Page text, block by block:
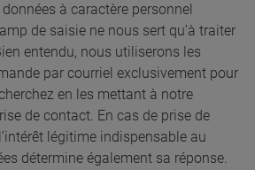
à caractère personnel
de saisie ne nous sert qu’à traiter
entendu, nous utiliserons les
par courriel exclusivement pour
en les mettant à notre
de contact. En cas de prise de
légitime indispensable au
détermine également sa réponse.